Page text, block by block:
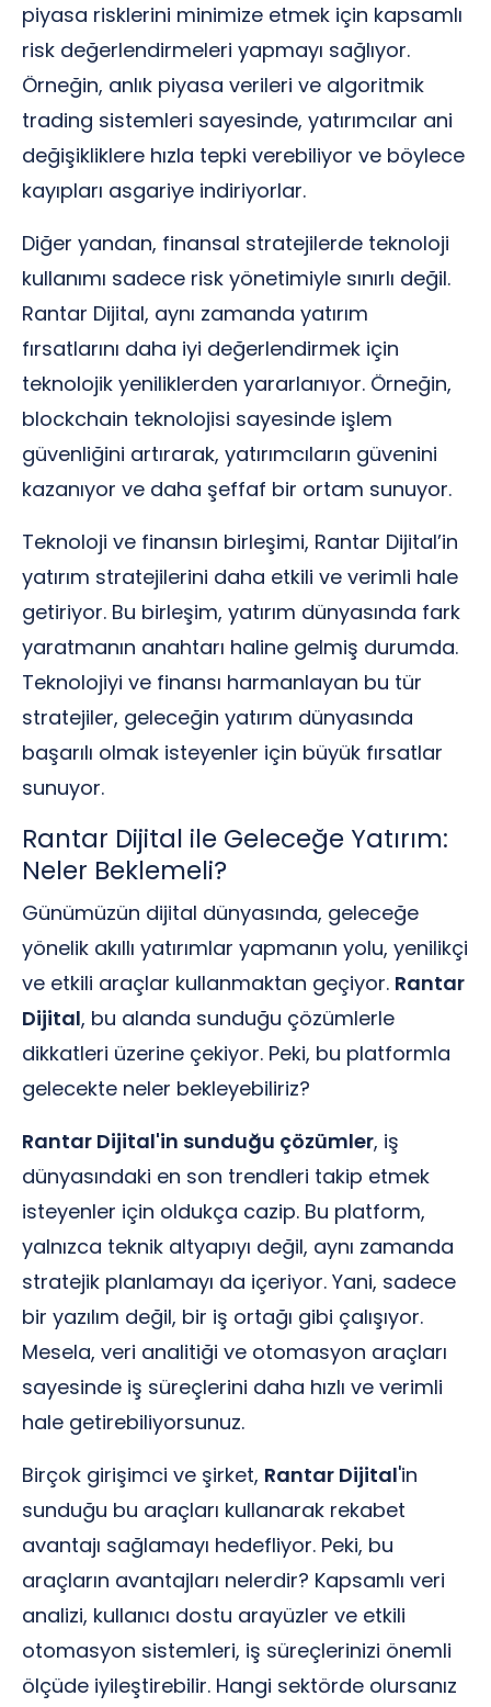
piyasa risklerini minimize etmek için kapsamlı
risk değerlendirmeleri yapmayı sağlıyor.
Örneğin, anlık piyasa verileri ve algoritmik
trading sistemleri sayesinde, yatırımcılar ani
değişikliklere hızla tepki verebiliyor ve böylece
kayıpları asgariye indiriyorlar.
Diğer yandan, finansal stratejilerde teknoloji
kullanımı sadece risk yönetimiyle sınırlı değil.
Rantar Dijital, aynı zamanda yatırım
fırsatlarını daha iyi değerlendirmek için
teknolojik yeniliklerden yararlanıyor. Örneğin,
blockchain teknolojisi sayesinde işlem
güvenliğini artırarak, yatırımcıların güvenini
kazanıyor ve daha şeffaf bir ortam sunuyor.
Teknoloji ve finansın birleşimi, Rantar Dijital’in
yatırım stratejilerini daha etkili ve verimli hale
getiriyor. Bu birleşim, yatırım dünyasında fark
yaratmanın anahtarı haline gelmiş durumda.
Teknolojiyi ve finansı harmanlayan bu tür
stratejiler, geleceğin yatırım dünyasında
başarılı olmak isteyenler için büyük fırsatlar
sunuyor.
Rantar Dijital ile Geleceğe Yatırım:
Neler Beklemeli?
Günümüzün dijital dünyasında, geleceğe
yönelik akıllı yatırımlar yapmanın yolu, yenilikçi
ve etkili araçlar kullanmaktan geçiyor. Rantar
Dijital, bu alanda sunduğu çözümlerle
dikkatleri üzerine çekiyor. Peki, bu platformla
gelecekte neler bekleyebiliriz?
Rantar Dijital'in sunduğu çözümler, iş
dünyasındaki en son trendleri takip etmek
isteyenler için oldukça cazip. Bu platform,
yalnızca teknik altyapıyı değil, aynı zamanda
stratejik planlamayı da içeriyor. Yani, sadece
bir yazılım değil, bir iş ortağı gibi çalışıyor.
Mesela, veri analitiği ve otomasyon araçları
sayesinde iş süreçlerini daha hızlı ve verimli
hale getirebiliyorsunuz.
Birçok girişimci ve şirket, Rantar Dijital'in
sunduğu bu araçları kullanarak rekabet
avantajı sağlamayı hedefliyor. Peki, bu
araçların avantajları nelerdir? Kapsamlı veri
analizi, kullanıcı dostu arayüzler ve etkili
otomasyon sistemleri, iş süreçlerinizi önemli
ölçüde iyileştirebilir. Hangi sektörde olursanız